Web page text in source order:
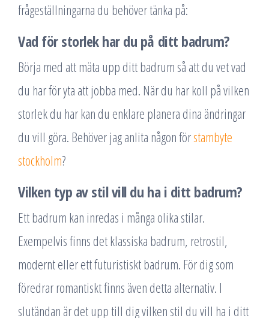
frågeställningarna du behöver tänka på:
Vad för storlek har du på ditt badrum?
Börja med att mäta upp ditt badrum så att du vet vad
du har för yta att jobba med. När du har koll på vilken
storlek du har kan du enklare planera dina ändringar
du vill göra. Behöver jag anlita någon förstambyte
stockholm?
Vilken typ av stil vill du ha i ditt badrum?
Ett badrum kan inredas i många olika stilar.
Exempelvis finns det klassiska badrum, retrostil,
modernt eller ett futuristiskt badrum. För dig som
föredrar romantiskt finns även detta alternativ. I
slutändan är det upp till dig vilken stil du vill ha i ditt